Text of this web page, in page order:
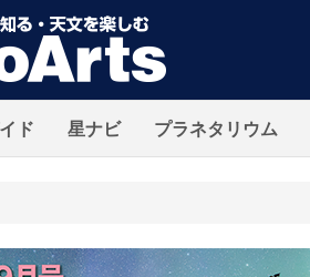
ド 星ナビ プラネタリウム